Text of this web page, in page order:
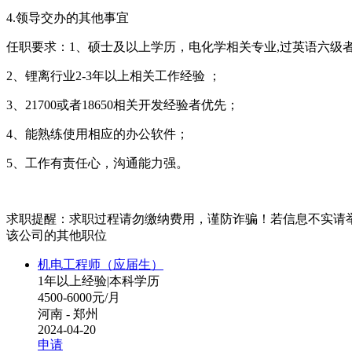
4.领导交办的其他事宜
任职要求：1、硕士及以上学历，电化学相关专业,过英语六级
2、锂离行业2-3年以上相关工作经验 ；
3、21700或者18650相关开发经验者优先；
4、能熟练使用相应的办公软件；
5、工作有责任心，沟通能力强。
求职提醒：求职过程请勿缴纳费用，谨防诈骗！若信息不实请
该公司的其他职位
机电工程师（应届生）
1年以上经验|本科学历
4500-6000元/月
河南 - 郑州
2024-04-20
申请